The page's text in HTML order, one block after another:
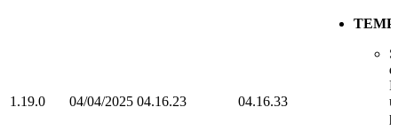
1.19.0 04/04/2025 04.16.23 04.16.33